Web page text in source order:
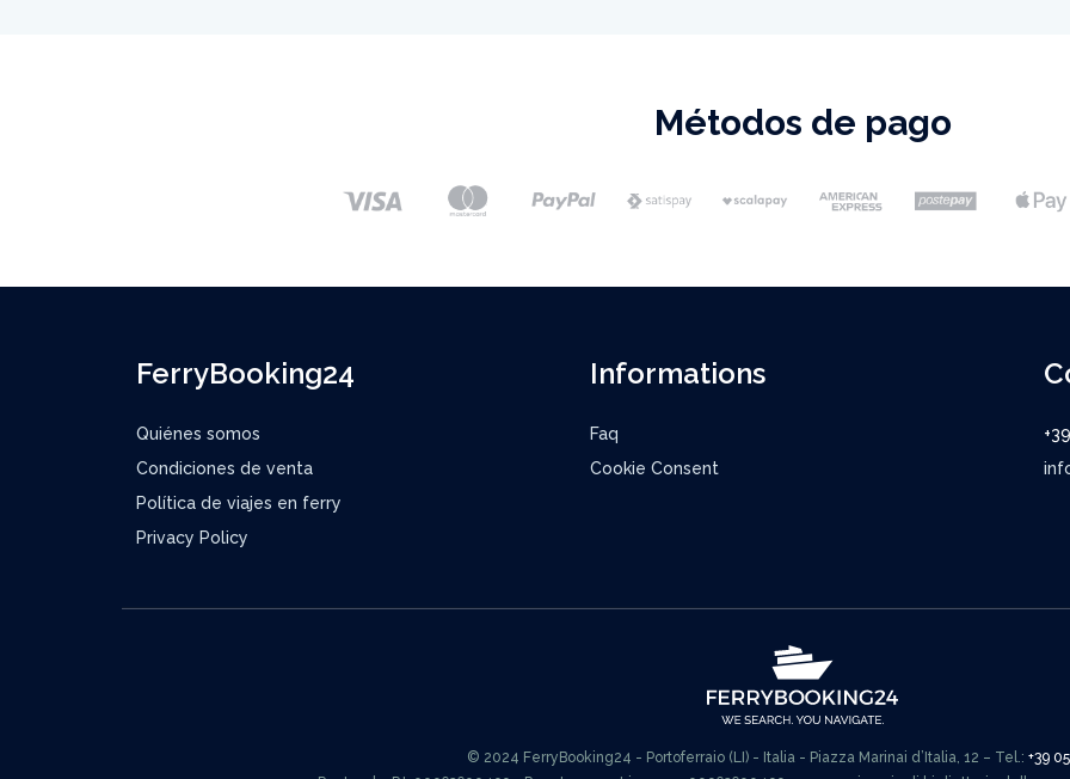
Métodos de pago
FerryBooking24
Quiénes somos
Condiciones de venta
Política de viajes en ferry
Privacy Policy
Informations
Faq
Cookie Consent
© 2024 FerryBooking24 - Portoferraio (LI) - Italia - Piazza Marinai d’Italia, 12 – Tel.: +39